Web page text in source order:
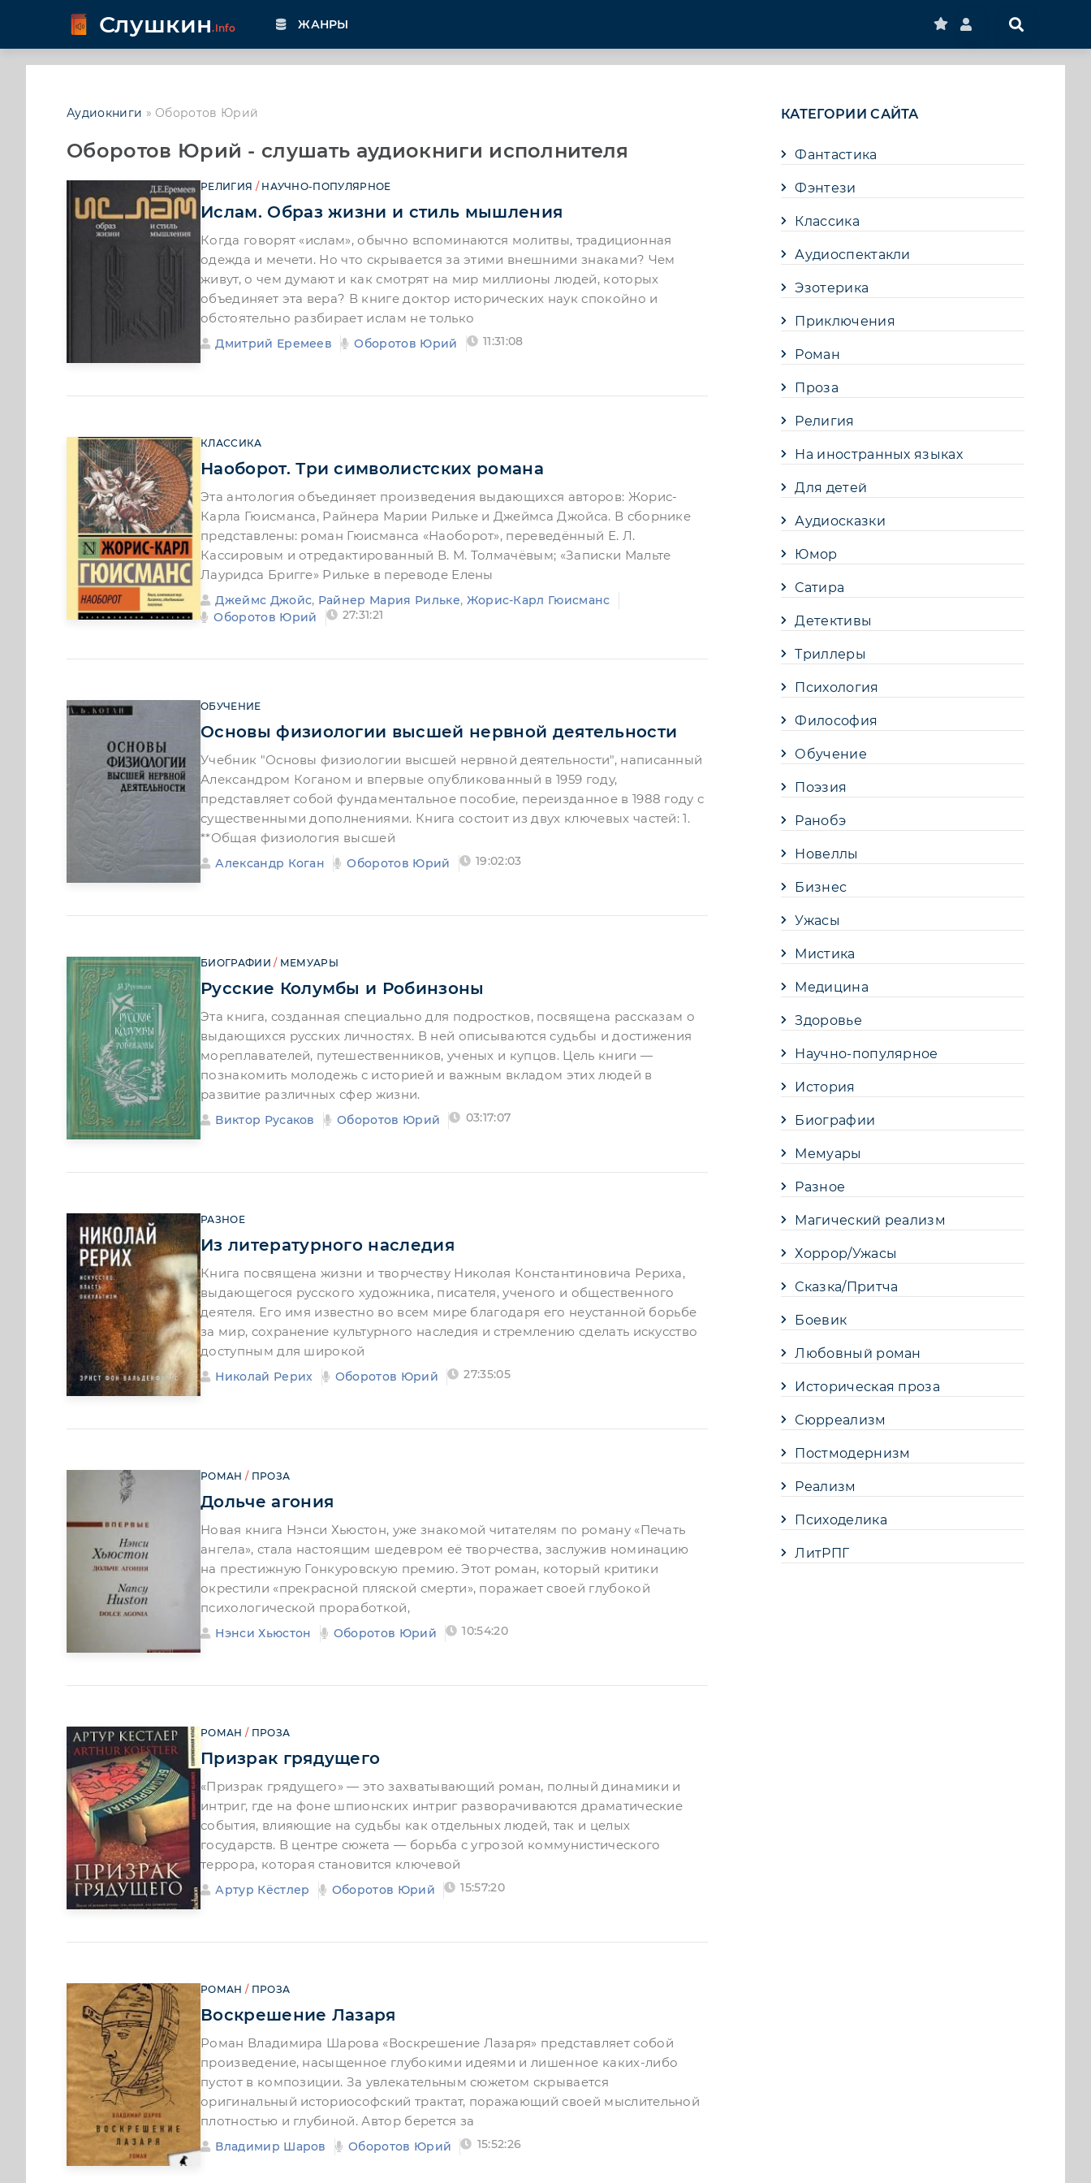
Слушкин.Info ЖАНРЫ
Аудиокниги » Оборотов Юрий
Оборотов Юрий - слушать аудиокниги исполнителя
РЕЛИГИЯ / НАУЧНО-ПОПУЛЯРНОЕ
Ислам. Образ жизни и стиль мышления
Когда говорят «ислам», обычно вспоминаются молитвы, традиционная
одежда и мечети. Но что скрывается за этими внешними знаками? Чем
живут, о чем думают и как смотрят на мир миллионы людей, которых
объединяет эта вера? В книге доктор исторических наук спокойно и
обстоятельно разбирает ислам не только
Дмитрий Еремеев Оборотов Юрий 11:31:08
КЛАССИКА
Наоборот. Три символистских романа
Эта антология объединяет произведения выдающихся авторов: Жорис-
Карла Гюисманса, Райнера Марии Рильке и Джеймса Джойса. В сборнике
представлены: роман Гюисманса «Наоборот», переведённый Е. Л.
Кассировым и отредактированный В. М. Толмачёвым; «Записки Мальте
Лауридса Бригге» Рильке в переводе Елены
Джеймс Джойс, Райнер Мария Рильке, Жорис-Карл Гюисманс
Оборотов Юрий
27:31:21
ОБУЧЕНИЕ
Основы физиологии высшей нервной деятельности
Учебник "Основы физиологии высшей нервной деятельности", написанный
Александром Коганом и впервые опубликованный в 1959 году,
представляет собой фундаментальное пособие, переизданное в 1988 году с
существенными дополнениями. Книга состоит из двух ключевых частей: 1.
**Общая физиология высшей
Александр Коган Оборотов Юрий 19:02:03
БИОГРАФИИ / МЕМУАРЫ
Русские Колумбы и Робинзоны
Эта книга, созданная специально для подростков, посвящена рассказам о
выдающихся русских личностях. В ней описываются судьбы и достижения
мореплавателей, путешественников, ученых и купцов. Цель книги —
познакомить молодежь с историей и важным вкладом этих людей в
развитие различных сфер жизни.
Виктор Русаков Оборотов Юрий 03:17:07
РАЗНОЕ
Из литературного наследия
Книга посвящена жизни и творчеству Николая Константиновича Рериха,
выдающегося русского художника, писателя, ученого и общественного
деятеля. Его имя известно во всем мире благодаря его неустанной борьбе
за мир, сохранение культурного наследия и стремлению сделать искусство
доступным для широкой
Николай Рерих Оборотов Юрий 27:35:05
РОМАН / ПРОЗА
Дольче агония
Новая книга Нэнси Хьюстон, уже знакомой читателям по роману «Печать
ангела», стала настоящим шедевром её творчества, заслужив номинацию
на престижную Гонкуровскую премию. Этот роман, который критики
окрестили «прекрасной пляской смерти», поражает своей глубокой
психологической проработкой,
Нэнси Хьюстон Оборотов Юрий 10:54:20
РОМАН / ПРОЗА
Призрак грядущего
«Призрак грядущего» — это захватывающий роман, полный динамики и
интриг, где на фоне шпионских интриг разворачиваются драматические
события, влияющие на судьбы как отдельных людей, так и целых
государств. В центре сюжета — борьба с угрозой коммунистического
террора, которая становится ключевой
Артур Кёстлер Оборотов Юрий 15:57:20
РОМАН / ПРОЗА
Воскрешение Лазаря
Роман Владимира Шарова «Воскрешение Лазаря» представляет собой
произведение, насыщенное глубокими идеями и лишенное каких-либо
пустот в композиции. За увлекательным сюжетом скрывается
оригинальный историософский трактат, поражающий своей мыслительной
плотностью и глубиной. Автор берется за
Владимир Шаров Оборотов Юрий 15:52:26
КАТЕГОРИИ САЙТА
Фантастика
Фэнтези
Классика
Аудиоспектакли
Эзотерика
Приключения
Роман
Проза
Религия
На иностранных языках
Для детей
Аудиосказки
Юмор
Сатира
Детективы
Триллеры
Психология
Философия
Обучение
Поэзия
Ранобэ
Новеллы
Бизнес
Ужасы
Мистика
Медицина
Здоровье
Научно-популярное
История
Биографии
Мемуары
Разное
Магический реализм
Хоррор/Ужасы
Сказка/Притча
Боевик
Любовный роман
Историческая проза
Сюрреализм
Постмодернизм
Реализм
Психоделика
ЛитРПГ